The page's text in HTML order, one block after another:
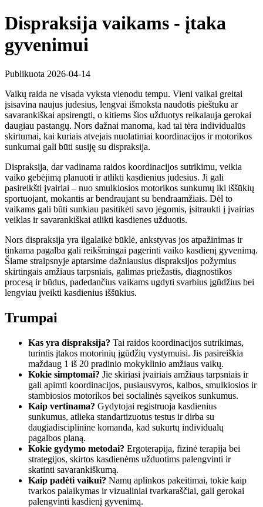
Dispraksija vaikams - įtaka
gyvenimui
Publikuota 2026-04-14
Vaikų raida ne visada vyksta vienodu tempu. Vieni vaikai greitai
įsisavina naujus judesius, lengvai išmoksta naudotis pieštuku ar
savarankiškai apsirengti, o kitiems šios užduotys reikalauja gerokai
daugiau pastangų. Nors dažnai manoma, kad tai tėra individualūs
skirtumai, kai kuriais atvejais nuolatiniai koordinacijos ir motorikos
sunkumai gali būti susiję su dispraksija.
Dispraksija, dar vadinama raidos koordinacijos sutrikimu, veikia
vaiko gebėjimą planuoti ir atlikti kasdienius judesius. Ji gali
pasireikšti įvairiai – nuo smulkiosios motorikos sunkumų iki iššūkių
sportuojant, mokantis ar bendraujant su bendraamžiais. Dėl to
vaikams gali būti sunkiau pasitikėti savo jėgomis, įsitraukti į įvairias
veiklas ir savarankiškai atlikti kasdienes užduotis.
Nors dispraksija yra ilgalaikė būklė, ankstyvas jos atpažinimas ir
tinkama pagalba gali reikšmingai pagerinti vaiko kasdienį gyvenimą.
Šiame straipsnyje aptarsime dažniausius dispraksijos požymius
skirtingais amžiaus tarpsniais, galimas priežastis, diagnostikos
procesą ir būdus, padedančius vaikams ugdyti svarbius įgūdžius bei
lengviau įveikti kasdienius iššūkius.
Trumpai
Kas yra dispraksija? Tai raidos koordinacijos sutrikimas,
turintis įtakos motorinių įgūdžių vystymuisi. Jis pasireiškia
maždaug 1 iš 20 pradinio mokyklinio amžiaus vaikų.
Kokie simptomai? Jie skiriasi įvairiais amžiaus tarpsniais ir
gali apimti koordinacijos, pusiausvyros, kalbos, smulkiosios ir
stambiosios motorikos bei socialinės sąveikos sunkumus.
Kaip vertinama? Gydytojai registruoja kasdienius
sunkumus, atlieka standartizuotus testus ir dirba su
daugiadisciplinine komanda, kad sukurtų individualų
pagalbos planą.
Kokie gydymo metodai? Ergoterapija, fizinė terapija bei
strategijos, skirtos kasdienėms užduotims palengvinti ir
skatinti savarankiškumą.
Kaip padėti vaikui? Namų aplinkos pakeitimai, tokie kaip
tvarkos palaikymas ir vizualiniai tvarkaraščiai, gali gerokai
palengvinti kasdienį gyvenimą.